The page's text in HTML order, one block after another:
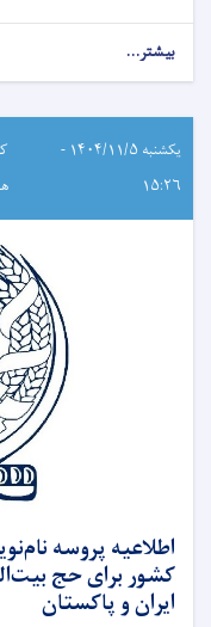
بیشتر...
یکشنبه ۱۴۰۴/۱۱/۵ -
۱۵:۲۶
اطلاعیه پروسه
کشور برای حج
ایران و پاکستان